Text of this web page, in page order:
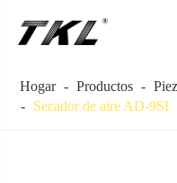
Hogar Productos
Secador de aire AD-9SI